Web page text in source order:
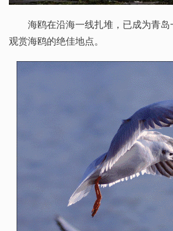
海鸥在沿海一线扎堆，已成为青
观赏海鸥的绝佳地点。